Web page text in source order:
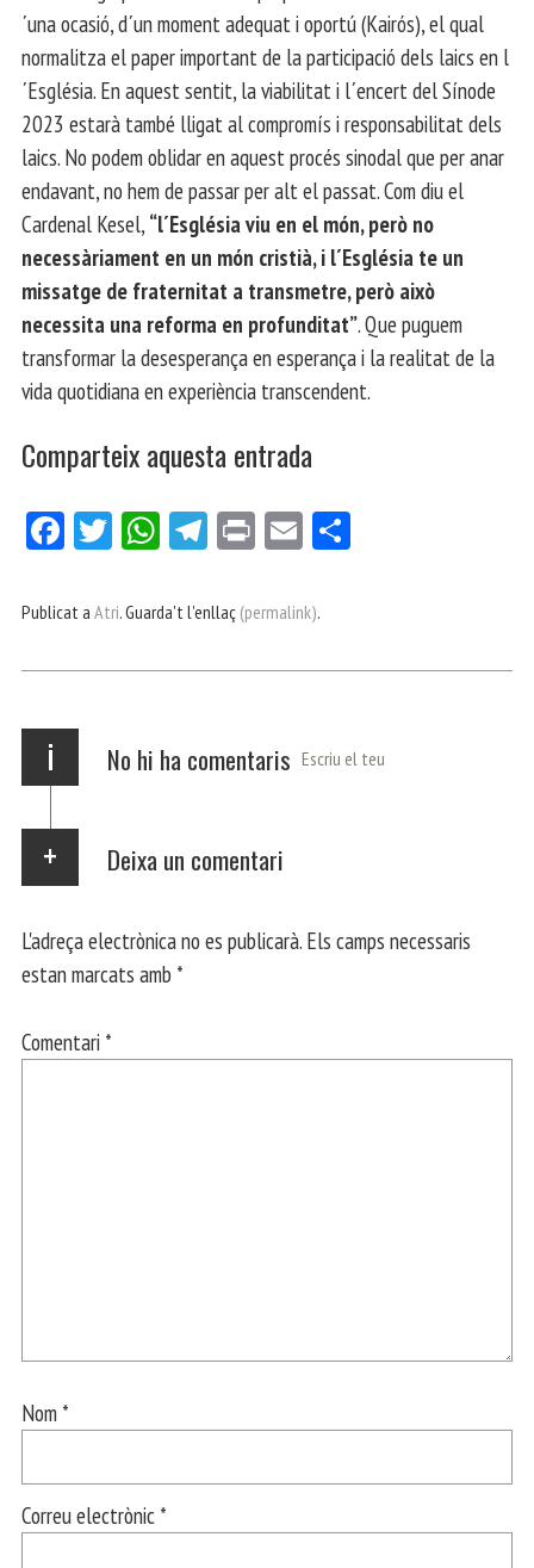
´una ocasió, d´un moment adequat i oportú (Kairós), el qual
normalitza el paper important de la participació dels laics en l
´Església. En aquest sentit, la viabilitat i l´encert del Sínode
2023 estarà també lligat al compromís i responsabilitat dels
laics. No podem oblidar en aquest procés sinodal que per anar
endavant, no hem de passar per alt el passat. Com diu el
Cardenal Kesel, “l´Església viu en el món, però no
necessàriament en un món cristià, i l´Església te un
missatge de fraternitat a transmetre, però això
necessita una reforma en profunditat”. Que puguem
transformar la desesperança en esperança i la realitat de la
vida quotidiana en experiència transcendent.
Comparteix aquesta entrada
Fa
bo
Tw
er
W
ts
p
Te
gr
m
Pri E
ail
ei
Publicat a Atri. Guarda't l'enllaç (permalink).
i No hi ha comentaris Escriu el teu
Deixa un comentari
L'adreça electrònica no es publicarà. Els camps necessaris
estan marcats amb *
Comentari *
Nom *
Correu electrònic *